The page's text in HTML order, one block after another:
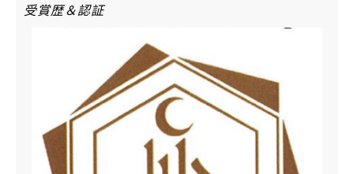
受賞歴＆認証